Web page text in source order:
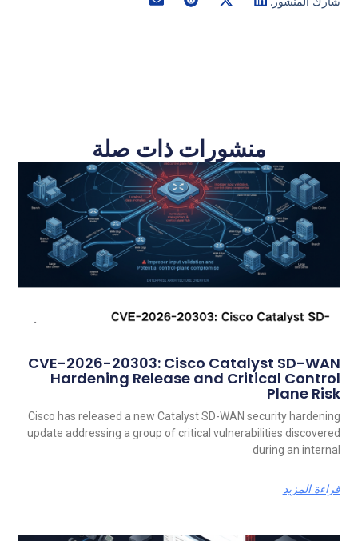
منشورات ذات صلة
CVE-2026-20303: Cisco Catalyst SD-WAN
Hardening Release and Critical Control
Plane Risk
Cisco has released a new Catalyst SD-WAN security hardening
update addressing a group of critical vulnerabilities discovered
during an internal
قراءة المزيد